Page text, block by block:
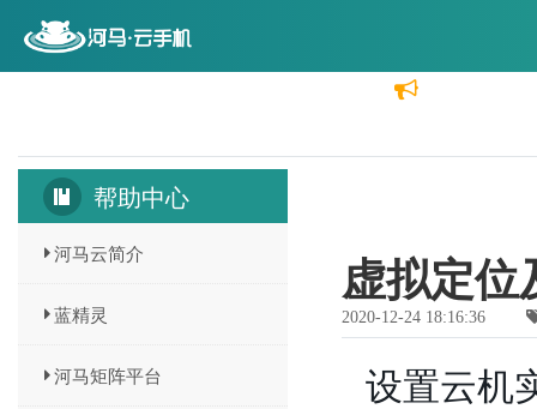
帮助中心
河马云简介
蓝精灵
河马矩阵平台
虚拟定位
2020-12-24 18:16:36
设置云机